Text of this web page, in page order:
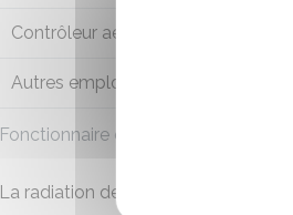
Fonctionnaire de catégorie active
Contrôleur aérien
Autres emplois de catégorie active
La radiation des cadres est